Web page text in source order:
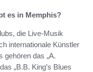
es in Memphis?
die Live-Musik
internationale Künstler
gehören das „A.
„B.B. King’s Blues